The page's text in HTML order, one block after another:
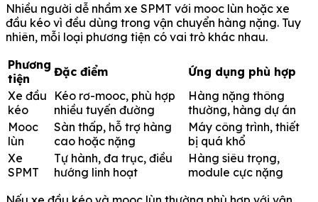
Nhiều người dễ nhầm xe SPMT với mooc lùn hoặc xe
đầu kéo vì đều dùng trong vận chuyển hàng nặng. Tuy
nhiên, mỗi loại phương tiện có vai trò khác nhau.
Phương
tiện
Đặc điểm
Ứng dụng phù hợp
Xe đầu
kéo
Kéo rơ-mooc, phù hợp
nhiều tuyến đường
Hàng nặng thông
thường, hàng dự án
Mooc
lùn
Sàn thấp, hỗ trợ hàng
cao hoặc nặng
Máy công trình, thiết
bị quá khổ
Xe
SPMT
Tự hành, đa trục, điều
hướng linh hoạt
Hàng siêu trọng,
module cực nặng